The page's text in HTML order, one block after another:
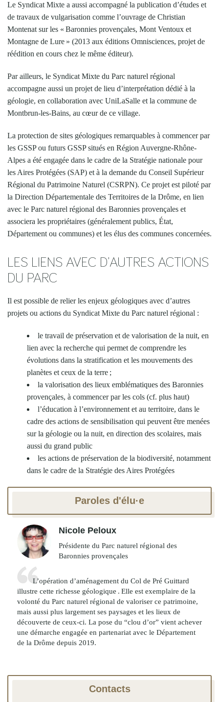
Le Syndicat Mixte a aussi accompagné la publication d’études et
de travaux de vulgarisation comme l’ouvrage de Christian
Montenat sur les « Baronnies provençales, Mont Ventoux et
Montagne de Lure » (2013 aux éditions Omnisciences, projet de
réédition en cours chez le même éditeur).
Par ailleurs, le Syndicat Mixte du Parc naturel régional
accompagne aussi un projet de lieu d’interprétation dédié à la
géologie, en collaboration avec UniLaSalle et la commune de
Montbrun-les-Bains, au cœur de ce village.
La protection de sites géologiques remarquables à commencer par
les GSSP ou futurs GSSP situés en Région Auvergne-Rhône-
Alpes a été engagée dans le cadre de la Stratégie nationale pour
les Aires Protégées (SAP) et à la demande du Conseil Supérieur
Régional du Patrimoine Naturel (CSRPN). Ce projet est piloté par
la Direction Départementale des Territoires de la Drôme, en lien
avec le Parc naturel régional des Baronnies provençales et
associera les propriétaires (généralement publics, État,
Département ou communes) et les élus des communes concernées.
LES LIENS AVEC D’AUTRES ACTIONS
DU PARC
Il est possible de relier les enjeux géologiques avec d’autres
projets ou actions du Syndicat Mixte du Parc naturel régional :
le travail de préservation et de valorisation de la nuit, en
lien avec la recherche qui permet de comprendre les
évolutions dans la stratification et les mouvements des
planètes et ceux de la terre ;
la valorisation des lieux emblématiques des Baronnies
provençales, à commencer par les cols (cf. plus haut)
l’éducation à l’environnement et au territoire, dans le
cadre des actions de sensibilisation qui peuvent être menées
sur la géologie ou la nuit, en direction des scolaires, mais
aussi du grand public
les actions de préservation de la biodiversité, notamment
dans le cadre de la Stratégie des Aires Protégées
Paroles d'élu·e
Nicole Peloux
Présidente du Parc naturel régional des
Baronnies provençales
L’opération d’aménagement du Col de Pré Guittard
illustre cette richesse géologique . Elle est exemplaire de la
volonté du Parc naturel régional de valoriser ce patrimoine,
mais aussi plus largement ses paysages et les lieux de
découverte de ceux-ci. La pose du “clou d’or” vient achever
une démarche engagée en partenariat avec le Département
de la Drôme depuis 2019.
Contacts